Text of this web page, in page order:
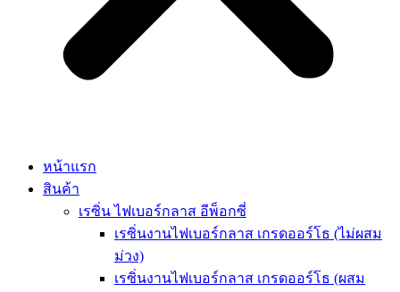
หน้าแรก
สินค้า
เรซิ่น ไฟเบอร์กลาส อีพ็อกซี่
เรซิ่นงานไฟเบอร์กลาส เกรดออร์โธ (ไม่ผสม
ม่วง)
เรซิ่นงานไฟเบอร์กลาส เกรดออร์โธ (ผสม